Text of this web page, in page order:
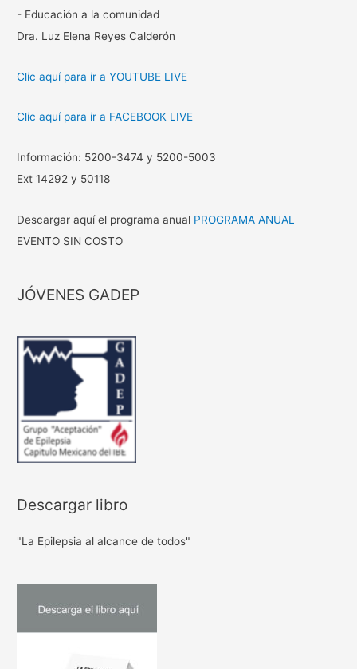
- Educación a la comunidad
Dra. Luz Elena Reyes Calderón
Clic aquí para ir a YOUTUBE LIVE
Clic aquí para ir a FACEBOOK LIVE
Información: 5200-3474 y 5200-5003
Ext 14292 y 50118
Descargar aquí el programa anual PROGRAMA ANUAL
EVENTO SIN COSTO
JÓVENES GADEP
Descargar libro
"La Epilepsia al alcance de todos"